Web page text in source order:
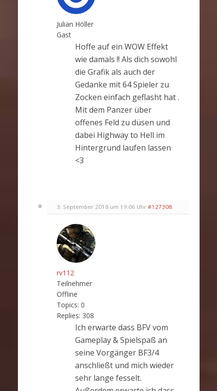
Julian Höller
Gast
Hoffe auf ein WOW Effekt
wie damals !! Als dich sowohl
die Grafik als auch der
Gedanke mit 64 Spieler zu
Zocken einfach geflasht hat .
Mit dem Panzer über
offenes Feld zu düsen und
dabei Highway to Hell im
Hintergrund laufen lassen
<3
3. September 2018 um 19:06 Uhr #127308
rv112
Teilnehmer
Offline
Topics: 0
Replies: 308
Ich erwarte dass BFV vom
Gameplay & Spielspaß an
seine Vorgänger BF3/4
anschließt und mich wieder
sehr lange fesselt.